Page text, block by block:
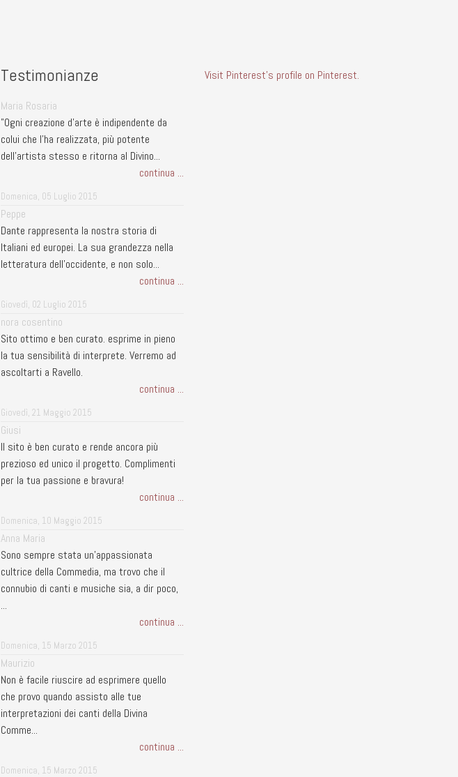
Testimonianze
Maria Rosaria
"Ogni creazione d'arte è indipendente da
colui che l'ha realizzata, più potente
dell'artista stesso e ritorna al Divino...
continua ...
Domenica, 05 Luglio 2015
Peppe
Dante rappresenta la nostra storia di
Italiani ed europei. La sua grandezza nella
letteratura dell'occidente, e non solo...
continua ...
Giovedì, 02 Luglio 2015
nora cosentino
Sito ottimo e ben curato. esprime in pieno
la tua sensibilità di interprete. Verremo ad
ascoltarti a Ravello.
continua ...
Giovedì, 21 Maggio 2015
Giusi
Il sito è ben curato e rende ancora più
prezioso ed unico il progetto. Complimenti
per la tua passione e bravura!
continua ...
Domenica, 10 Maggio 2015
Anna Maria
Sono sempre stata un'appassionata
cultrice della Commedia, ma trovo che il
connubio di canti e musiche sia, a dir poco,
...
continua ...
Domenica, 15 Marzo 2015
Maurizio
Non è facile riuscire ad esprimere quello
che provo quando assisto alle tue
interpretazioni dei canti della Divina
Comme...
continua ...
Domenica, 15 Marzo 2015
Visit Pinterest's profile on Pinterest.